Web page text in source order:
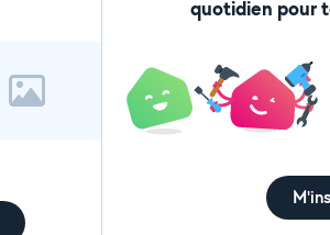
quotidien pour